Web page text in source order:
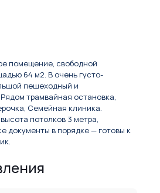
помещение, свободной
64 м2. В очень густо-
пешеходный и
трамвайная остановка,
Семейная клиника.
потолков 3 метра,
документы в порядке — готовы к